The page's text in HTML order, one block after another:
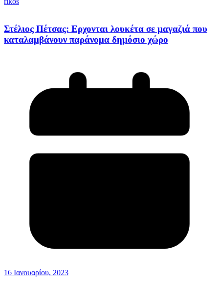
Στέλιος Πέτσας: Ερχονται λουκέτα σε μαγαζιά που
καταλαμβάνουν παράνομα δημόσιο χώρο
16 Ιανουαρίου, 2023